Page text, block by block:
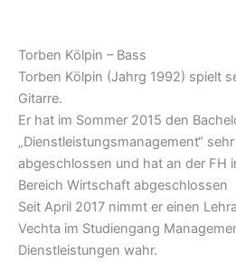
Torben Kölpin – Bass
Torben Kölpin (Jahrg 1992) spielt
Gitarre.
Er hat im Sommer 2015 den
„Dienstleistungsmanagement“
abgeschlossen und hat an der FH
Bereich Wirtschaft abgeschlossen
Seit April 2017 nimmt er einen
Vechta im Studiengang
Dienstleistungen wahr.